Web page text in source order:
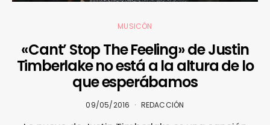
MUSICÓN
«Cant’ Stop The Feeling» de Justin
Timberlake no está a la altura de lo
que esperábamos
09/05/2016 REDACCIÓN